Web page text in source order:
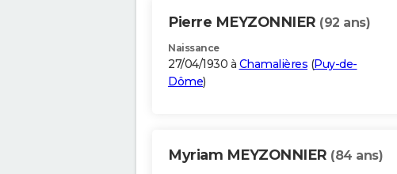
Pierre MEYZONNIER (92 ans)
Naissance
27/04/1930 à Chamalières (Puy-de-
Dôme)
Myriam MEYZONNIER (84 ans)